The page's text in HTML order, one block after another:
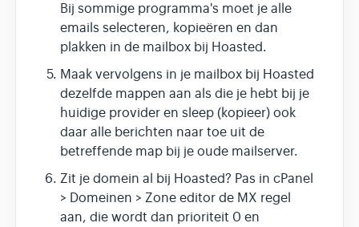
Bij sommige programma's moet je alle
emails selecteren, kopieëren en dan
plakken in de mailbox bij Hoasted.
Maak vervolgens in je mailbox bij Hoasted
dezelfde mappen aan als die je hebt bij je
huidige provider en sleep (kopieer) ook
daar alle berichten naar toe uit de
betreffende map bij je oude mailserver.
Zit je domein al bij Hoasted? Pas in cPanel
> Domeinen > Zone editor de MX regel
aan, die wordt dan prioriteit 0 en